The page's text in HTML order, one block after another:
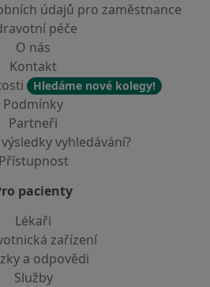
údajů pro zaměstnance
péče
O nás
Kontakt
Hledáme nové kolegy!
Podmínky
Partneři
vyhledávání?
Přístupnost
pacienty
Lékaři
zařízení
a odpovědi
Služby